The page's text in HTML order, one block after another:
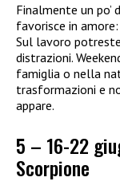
Finalmente un po’
favorisce in
Sul lavoro
distrazioni.
famiglia o nella
trasformazioni e
appare.
5 – 16-22
Scorpione